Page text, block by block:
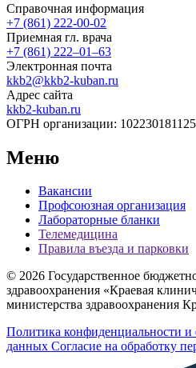
Справочная информация
+7 (861) 222-00-02
Приемная гл. врача
+7 (861) 222‒01‒63
Электронная почта
kkb2@kkb2-kuban.ru
Адрес сайта
kkb2-kuban.ru
ОГРН организации:
Меню
Вакансии
Профсоюзная организация
Лабораторные бланки
Телемедицина
Правила въезда и парковки
© 2026 Государственное
здравоохранения «Краевая
министерства здравоохранения
Политика конфиденциальности и
данных Согласие на обработку